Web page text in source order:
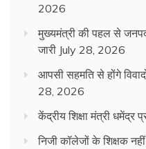
2026
मुख्यमंत्री की पहल से जनपद
जारी July 28, 2026
आपसी सहमति से होंगे
28, 2026
केंद्रीय शिक्षा मंत्री धमेंद्र
निजी कॉलेजों के शिक्षक